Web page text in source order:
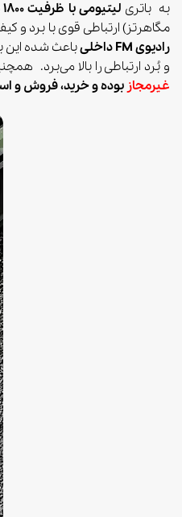
به باتری لیتیومی با ظرفیت 1800 میلی‌آمپر‌ساعت
مگاهرتز) ارتباطی قوی با برد و
رادیوی FM داخلی
باعث شده این
و بُرد ارتباطی را بالا می‌برد.
غیرمجاز بوده و خرید، فروش و